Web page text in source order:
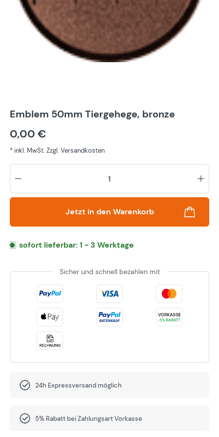
Emblem 50mm Tiergehege, bronze
0,00 €
* inkl. MwSt. Zzgl. Versandkosten
Jetzt in den Warenkorb
sofort lieferbar: 1 - 3 Werktage
Sicher und schnell bezahlen mit
24h Expressversand möglich
5% Rabatt bei Zahlungsart Vorkasse